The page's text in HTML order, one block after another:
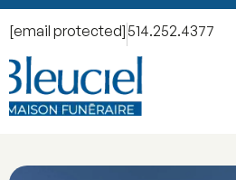
[email protected] 514.252.4377